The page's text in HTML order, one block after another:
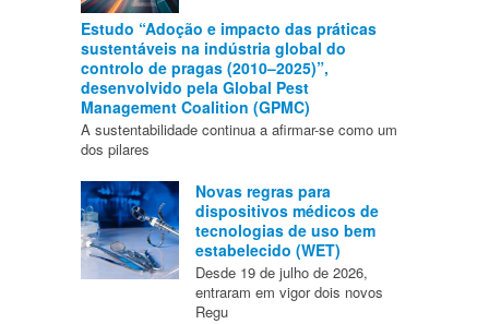
Estudo “Adoção e impacto das práticas
sustentáveis na indústria global do
controlo de pragas (2010–2025)”,
desenvolvido pela Global Pest
Management Coalition (GPMC)
A sustentabilidade continua a afirmar-se como um
dos pilares
Novas regras para
dispositivos médicos de
tecnologias de uso bem
estabelecido (WET)
Desde 19 de julho de 2026,
entraram em vigor dois novos
Regu